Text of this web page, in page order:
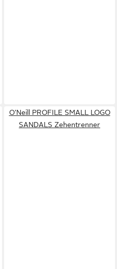
O'Neill PROFILE SMALL LOGO
SANDALS Zehentrenner